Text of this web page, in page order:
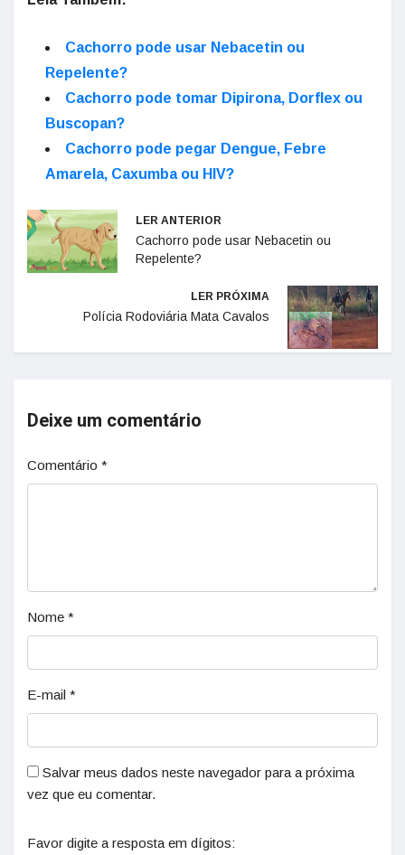
Cachorro pode usar Nebacetin ou
Repelente?
Cachorro pode tomar Dipirona, Dorflex ou
Buscopan?
Cachorro pode pegar Dengue, Febre
Amarela, Caxumba ou HIV?
LER ANTERIOR
Cachorro pode usar Nebacetin ou
Repelente?
LER PRÓXIMA
Polícia Rodoviária Mata Cavalos
Deixe um comentário
Comentário *
Nome *
E-mail *
Salvar meus dados neste navegador para a próxima
vez que eu comentar.
Favor digite a resposta em dígitos: